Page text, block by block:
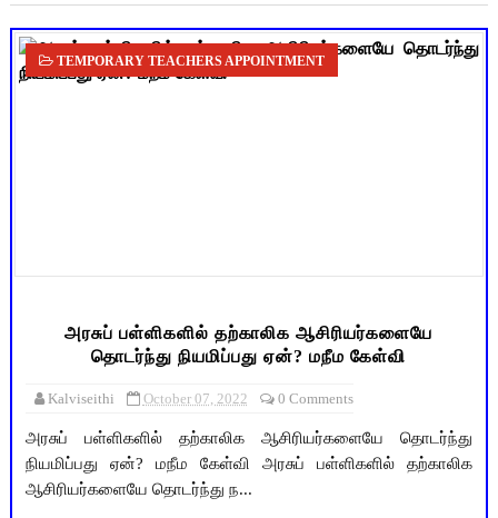
TEMPORARY TEACHERS APPOINTMENT
அரசுப் பள்ளிகளில் தற்காலிக ஆசிரியர்களையே
தொடர்ந்து நியமிப்பது ஏன்? மநீம கேள்வி
Kalviseithi October 07, 2022 0 Comments
அரசுப் பள்ளிகளில் தற்காலிக ஆசிரியர்களையே தொடர்ந்து
நியமிப்பது ஏன்? மநீம கேள்வி அரசுப் பள்ளிகளில் தற்காலிக
ஆசிரியர்களையே தொடர்ந்து ந...